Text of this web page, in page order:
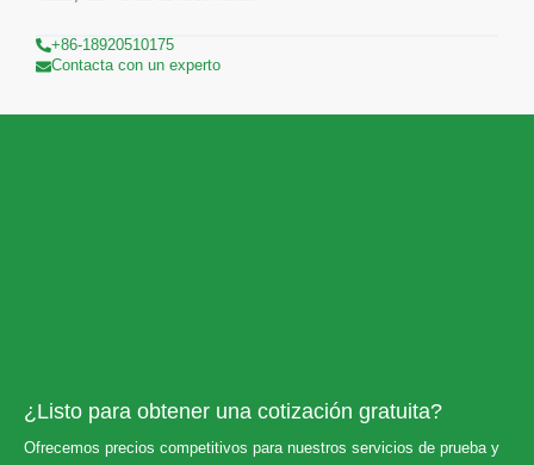
+86-18920510175
Contacta con un experto
¿Listo para obtener una cotización gratuita?
Ofrecemos precios competitivos para nuestros servicios de prueba y